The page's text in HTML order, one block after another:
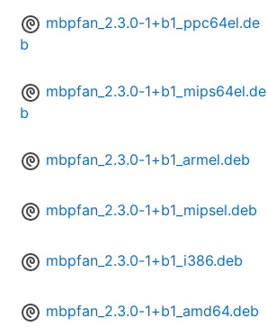
mbpfan_2.3.0-1+b1_ppc64el.de
b
mbpfan_2.3.0-1+b1_mips64el.de
b
mbpfan_2.3.0-1+b1_armel.deb
mbpfan_2.3.0-1+b1_mipsel.deb
mbpfan_2.3.0-1+b1_i386.deb
mbpfan_2.3.0-1+b1_amd64.deb